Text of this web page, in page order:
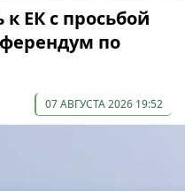
ЕК с просьбой
по
07 АВГУСТА 2026 19:52